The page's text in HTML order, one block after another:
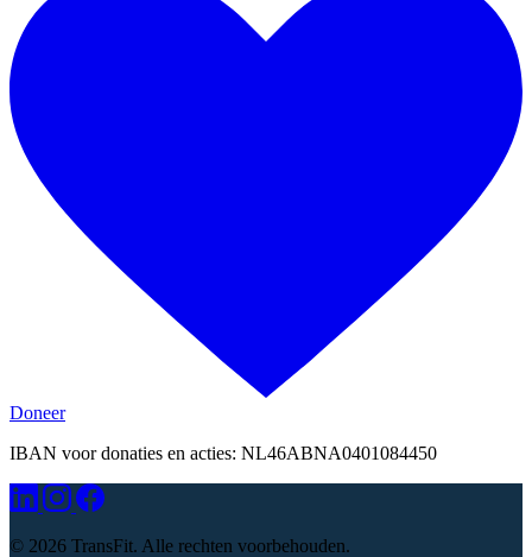
Doneer
IBAN voor donaties en acties: NL46ABNA0401084450
© 2026 TransFit. Alle rechten voorbehouden.